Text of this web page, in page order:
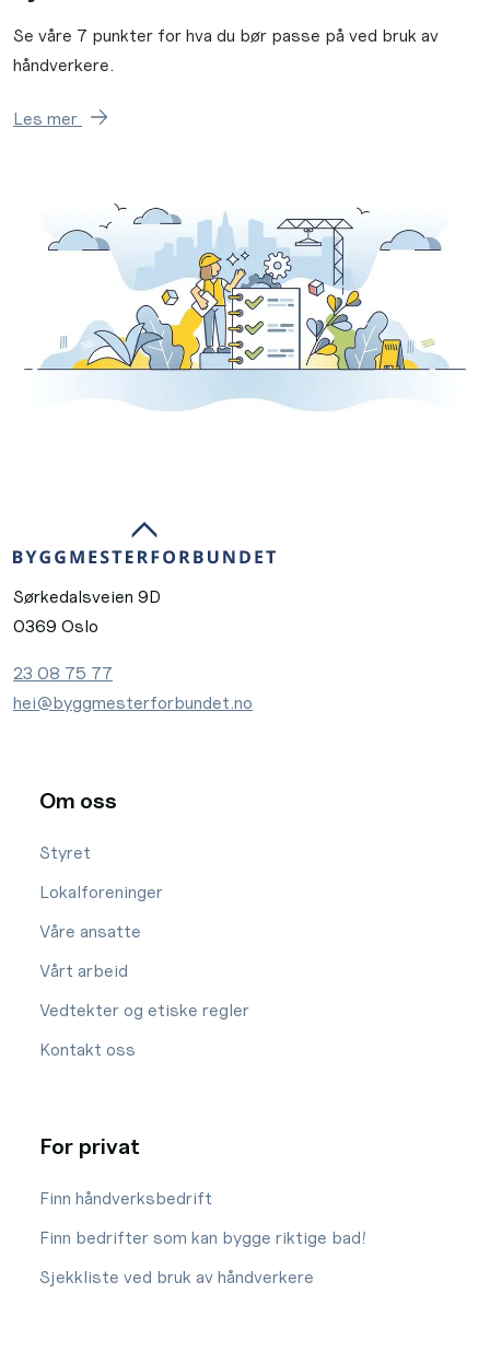
Se våre 7 punkter for hva du bør passe på ved bruk av
håndverkere.
Les mer
Sørkedalsveien 9D
0369 Oslo
23 08 75 77
hei@byggmesterforbundet.no
Om oss
Styret
Lokalforeninger
Våre ansatte
Vårt arbeid
Vedtekter og etiske regler
Kontakt oss
For privat
Finn håndverksbedrift
Finn bedrifter som kan bygge riktige bad!
Sjekkliste ved bruk av håndverkere